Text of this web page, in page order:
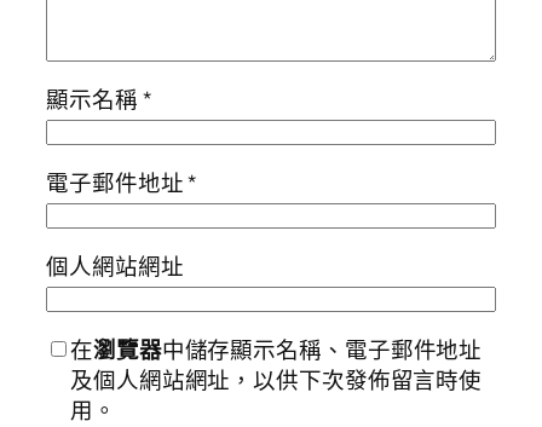
顯示名稱*
電子郵件地址*
個人網站網址
在瀏覽器中儲存顯示名稱、電子郵件地址
及個人網站網址，以供下次發佈留言時使
用。